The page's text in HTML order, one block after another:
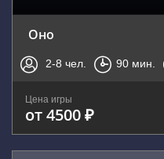
Оно
2-8 чел. 90 мин.
Цена игры
от 4500 ₽